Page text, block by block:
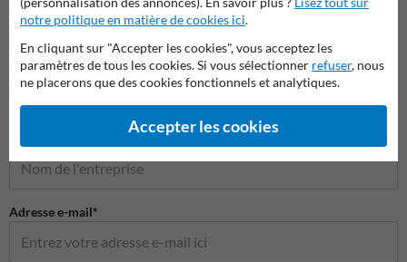
Nom*
Adresse e-mail*
notre politique en matière de cookies ici.
En cliquant sur "Accepter les cookies", vous acceptez les
paramètres de tous les cookies. Si vous sélectionner refuser, nous
ne placerons que des cookies fonctionnels et analytiques.
Accepter les cookies